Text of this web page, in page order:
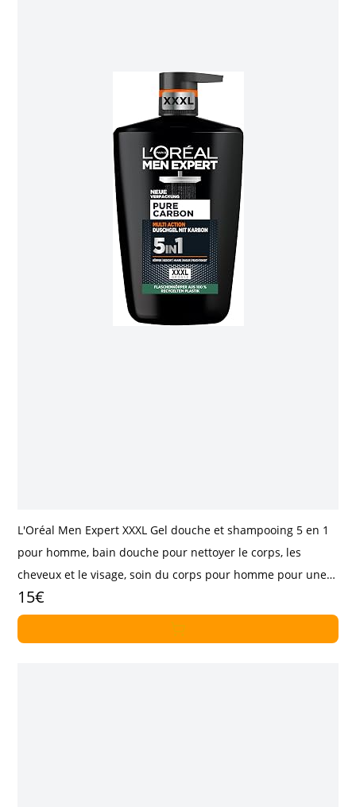
L'Oréal Men Expert XXXL Gel douche et shampooing 5 en 1
pour homme, bain douche pour nettoyer le corps, les
cheveux et le visage, soin du corps pour homme pour une
fraîcheur longue durée au carbone, 1
15€